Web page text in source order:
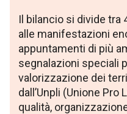
Il bilancio si divide
alle manifestazioni
appuntamenti di più
segnalazioni speciali
valorizzazione dei
dall’Unpli (Unione Pro
qualità,